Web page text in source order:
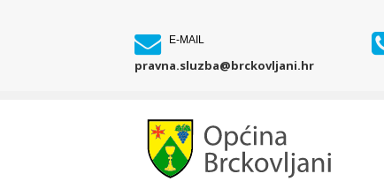
E-MAIL
pravna.sluzba@brckovljani.hr